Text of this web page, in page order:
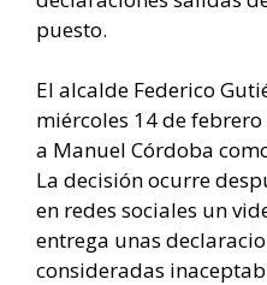
puesto.
El alcalde Federico
miércoles 14 de
a Manuel Córdoba
La decisión ocurre
en redes sociales un
entrega unas
consideradas